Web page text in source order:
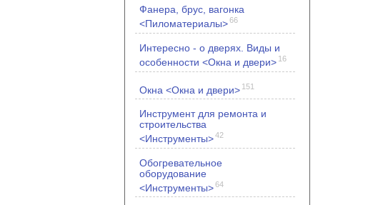
Фанера, брус, вагонка
<Пиломатериалы>66
Интересно - о дверях. Виды и
особенности <Окна и двери> 16
Окна <Окна и двери> 151
Инструмент для ремонта и
строительства
<Инструменты>42
Обогревательное
оборудование
<Инструменты>64